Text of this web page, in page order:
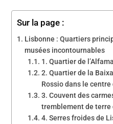
Sur la page :
Lisbonne : Quartiers
musées incontournables
1. Quartier de
2. Quartier de la
Rossio dans le
3. Couvent des
tremblement de terre
4. Serres froides de